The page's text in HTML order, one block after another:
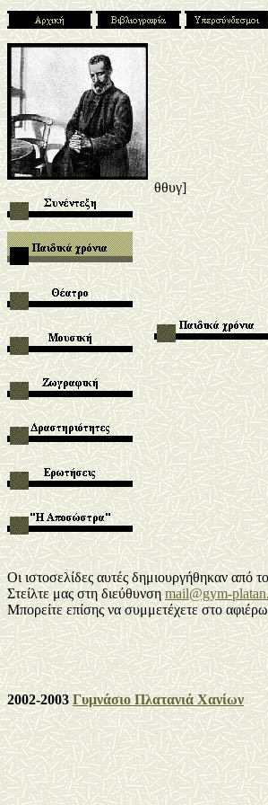
θθυγ]
Οι ιστοσελίδες αυτές δημιουργήθηκαν από
Στείλτε μας στη διεύθυνσηmail@gym-
Μπορείτε επίσης να συμμετέχετε στο
2002-2003 Γυμνάσιο Πλατανιά Χανίων